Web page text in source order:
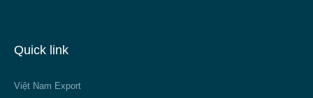
Quick link
Việt Nam Export